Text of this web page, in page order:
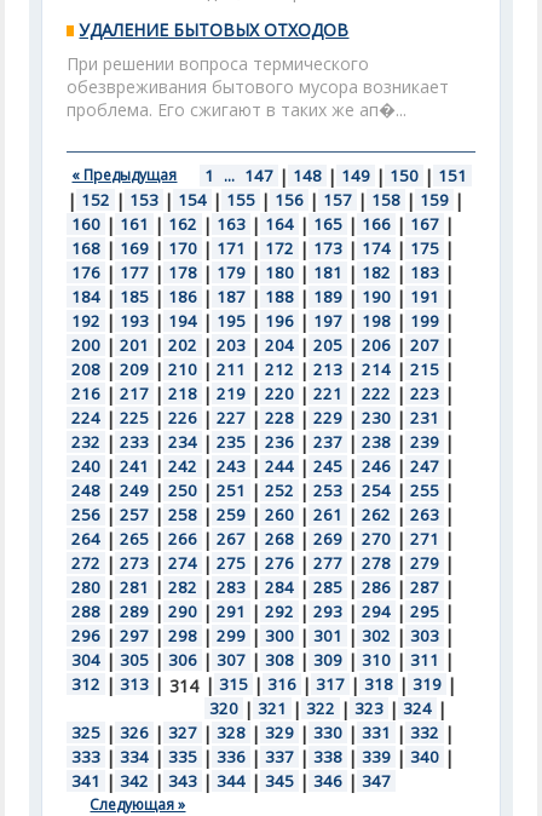
УДАЛЕНИЕ БЫТОВЫХ ОТХОДОВ
При решении вопроса термического
обезвреживания бытового мусора возникает
проблема. Его сжигают в таких же ап�...
« Предыдущая 1 ... 147 | 148 | 149 | 150 | 151
| 152 | 153 | 154 | 155 | 156 | 157 | 158 | 159 |
160 | 161 | 162 | 163 | 164 | 165 | 166 | 167 |
168 | 169 | 170 | 171 | 172 | 173 | 174 | 175 |
176 | 177 | 178 | 179 | 180 | 181 | 182 | 183 |
184 | 185 | 186 | 187 | 188 | 189 | 190 | 191 |
192 | 193 | 194 | 195 | 196 | 197 | 198 | 199 |
200 | 201 | 202 | 203 | 204 | 205 | 206 | 207 |
208 | 209 | 210 | 211 | 212 | 213 | 214 | 215 |
216 | 217 | 218 | 219 | 220 | 221 | 222 | 223 |
224 | 225 | 226 | 227 | 228 | 229 | 230 | 231 |
232 | 233 | 234 | 235 | 236 | 237 | 238 | 239 |
240 | 241 | 242 | 243 | 244 | 245 | 246 | 247 |
248 | 249 | 250 | 251 | 252 | 253 | 254 | 255 |
256 | 257 | 258 | 259 | 260 | 261 | 262 | 263 |
264 | 265 | 266 | 267 | 268 | 269 | 270 | 271 |
272 | 273 | 274 | 275 | 276 | 277 | 278 | 279 |
280 | 281 | 282 | 283 | 284 | 285 | 286 | 287 |
288 | 289 | 290 | 291 | 292 | 293 | 294 | 295 |
296 | 297 | 298 | 299 | 300 | 301 | 302 | 303 |
304 | 305 | 306 | 307 | 308 | 309 | 310 | 311 |
312 | 313 | 314 | 315 | 316 | 317 | 318 | 319 |
320 | 321 | 322 | 323 | 324 |
325 | 326 | 327 | 328 | 329 | 330 | 331 | 332 |
333 | 334 | 335 | 336 | 337 | 338 | 339 | 340 |
341 | 342 | 343 | 344 | 345 | 346 | 347
Следующая »